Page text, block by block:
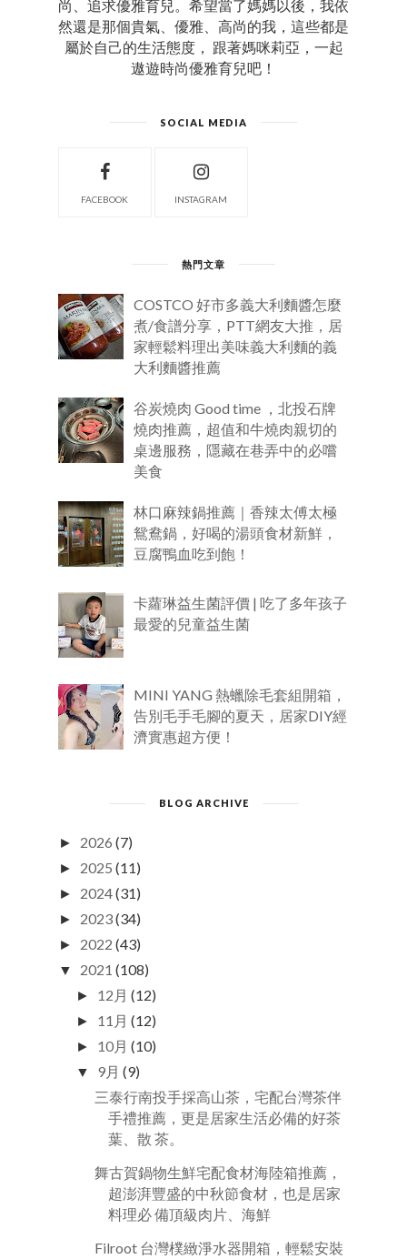
尚、追求優雅育兒。希望當了媽媽以後，我依
然還是那個貴氣、優雅、高尚的我，這些都是
屬於自己的生活態度， 跟著媽咪莉亞，一起
遨遊時尚優雅育兒吧！
SOCIAL MEDIA
FACEBOOK INSTAGRAM
熱門文章
COSTCO 好市多義大利麵醬怎麼
煮/食譜分享，PTT網友大推，居
家輕鬆料理出美味義大利麵的義
大利麵醬推薦
谷炭燒肉 Good time ，北投石牌
燒肉推薦，超值和牛燒肉親切的
桌邊服務，隱藏在巷弄中的必嚐
美食
林口麻辣鍋推薦｜香辣太傅太極
鴛鴦鍋，好喝的湯頭食材新鮮，
豆腐鴨血吃到飽！
卡蘿琳益生菌評價 | 吃了多年孩子
最愛的兒童益生菌
MINI YANG 熱蠟除毛套組開箱，
告別毛手毛腳的夏天，居家DIY經
濟實惠超方便！
BLOG ARCHIVE
► 2026 (7)
► 2025 (11)
► 2024(31)
► 2023(34)
► 2022 (43)
▼ 2021 (108)
► 12月 (12)
► 11月 (12)
► 10月 (10)
▼ 9月 (9)
三泰行南投手採高山茶，宅配台灣茶伴
手禮推薦，更是居家生活必備的好茶
葉、散 茶。
舞古賀鍋物生鮮宅配食材海陸箱推薦，
超澎湃豐盛的中秋節食材，也是居家
料理必 備頂級肉片、海鮮
Filroot 台灣樸緻淨水器開箱，輕鬆安裝